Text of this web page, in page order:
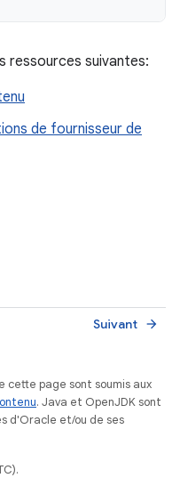
ressources suivantes:
de fournisseur de
Suivant arrow_forward
cette page sont soumis aux
. Java et OpenJDK sont
d'Oracle et/ou de ses